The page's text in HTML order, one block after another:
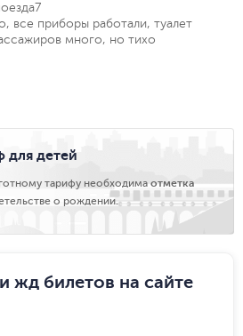
7
все приборы работали, туалет
много, но тихо
для детей
тарифу необходима отметка
о рождении.
жд билетов на сайте